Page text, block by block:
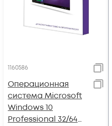
1160586
Операционная
система Microsoft
Windows 10
Professional 32/64